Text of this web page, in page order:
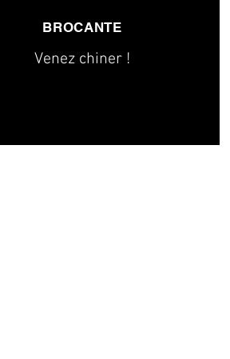
BROCANTE
Venez chiner !